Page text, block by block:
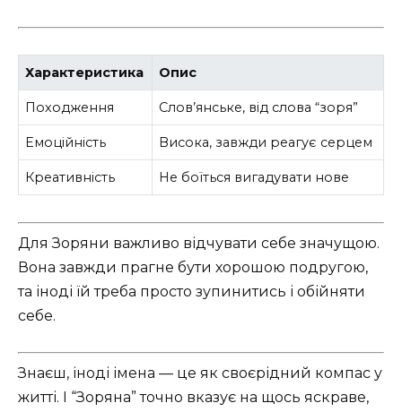
Характеристика Опис
Походження Слов’янське, від слова “зоря”
Емоційність Висока, завжди реагує серцем
Креативність Не боїться вигадувати нове
Для Зоряни важливо відчувати себе значущою.
Вона завжди прагне бути хорошою подругою,
та іноді їй треба просто зупинитись і обійняти
себе.
Знаєш, іноді імена — це як своєрідний компас у
житті. І “Зоряна” точно вказує на щось яскраве,